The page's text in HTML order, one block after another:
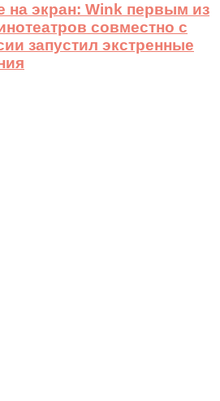
на экран: Wink первым из
совместно с
запустил экстренные